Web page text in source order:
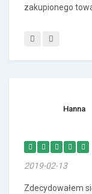
zakupionego
Hanna
2019-02-13
Zdecydowałem